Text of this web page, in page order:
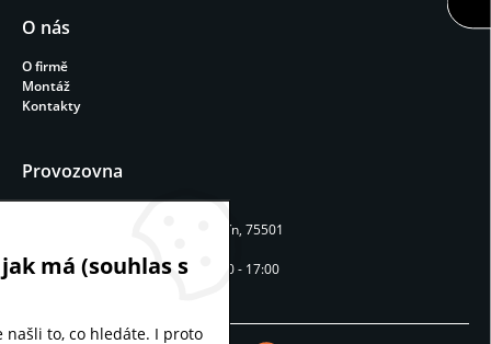
O nás
O firmě
Montáž
Kontakty
Provozovna
Machalův dvůr 54, Rokytnice, Vsetín, 75501
Pondělí - Pátek: 9:00 - 12:00 / 13:00 - 17:00
má (souhlas s
našli to, co hledáte. I proto